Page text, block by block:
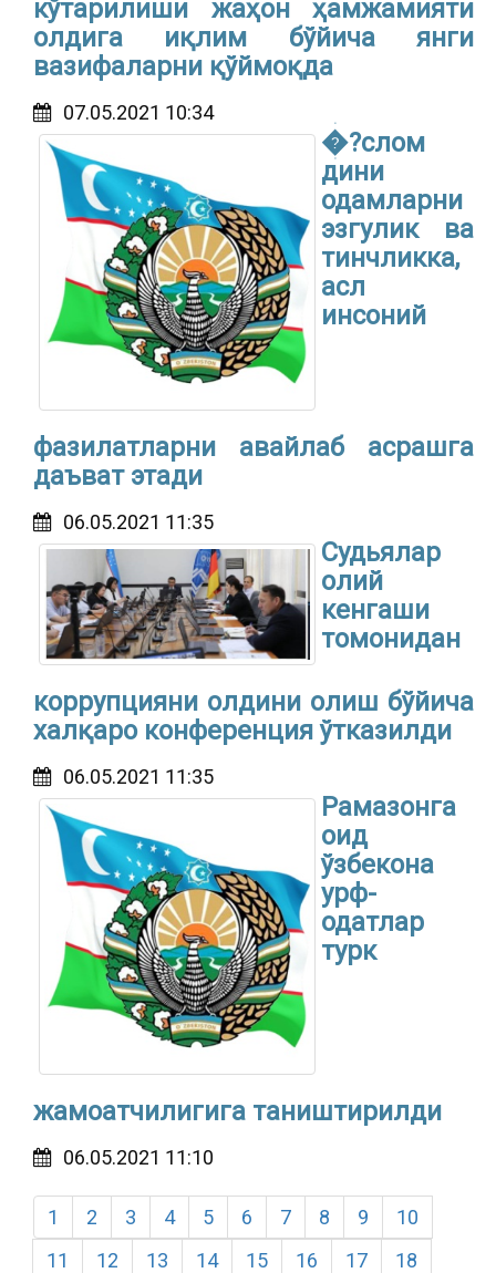
кўтарилиши жаҳон ҳамжамияти
олдига иқлим бўйича янги
вазифаларни қўймоқда
07.05.2021 10:34
�?слом
дини
одамларни
эзгулик ва
тинчликка,
асл
инсоний
фазилатларни авайлаб асрашга
даъват этади
06.05.2021 11:35
Судьялар
олий
кенгаши
томонидан
коррупцияни олдини олиш бўйича
халқаро конференция ўтказилди
06.05.2021 11:35
Рамазонга
оид
ўзбекона
урф-
одатлар
турк
жамоатчилигига таништирилди
06.05.2021 11:10
1 2 3 4 5 6 7 8 9
10
11
12 13 14 15 16 17
18